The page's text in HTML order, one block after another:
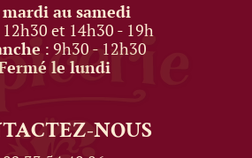
au samedi
et 14h30 - 19h
: 9h30 - 12h30
le lundi
NOUS